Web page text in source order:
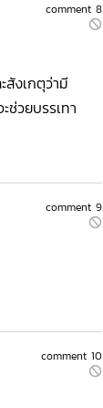
comment 8
งเกตุว่ามี
วยบรรเทา
comment 9
comment 10